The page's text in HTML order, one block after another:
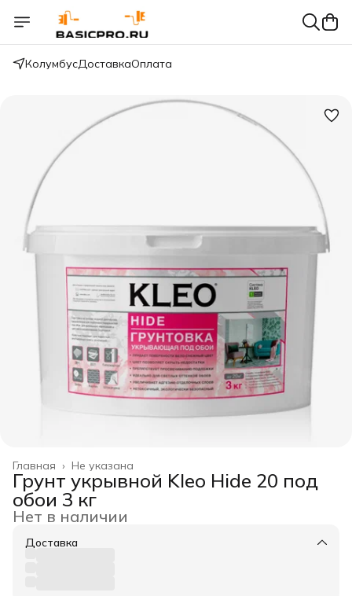
КолумбусДоставкаОплата
Не указана
Главная ›
Грунт укрывной Kleo Hide 20 под
обои 3 кг
Нет в наличии
Доставка